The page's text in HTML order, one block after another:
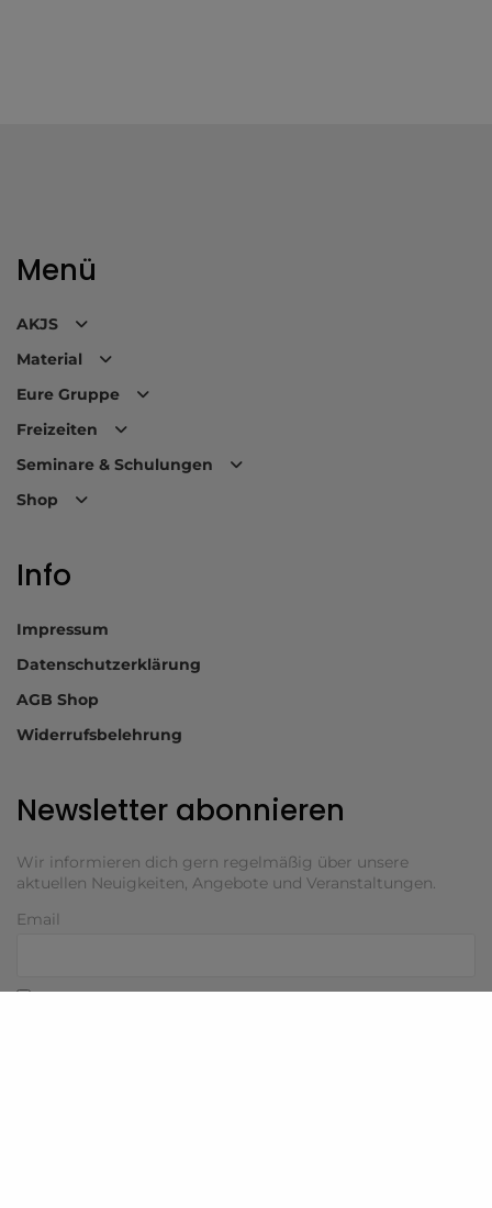
Menü
AKJS
Material
Eure Gruppe
Freizeiten
Seminare & Schulungen
Shop
Info
Impressum
Datenschutzerklärung
AGB Shop
Widerrufsbelehrung
Newsletter abonnieren
Wir informieren dich gern regelmäßig über unsere
aktuellen Neuigkeiten, Angebote und Veranstaltungen.
Email
Indem Du fortfährst, akzeptierst Du unsere